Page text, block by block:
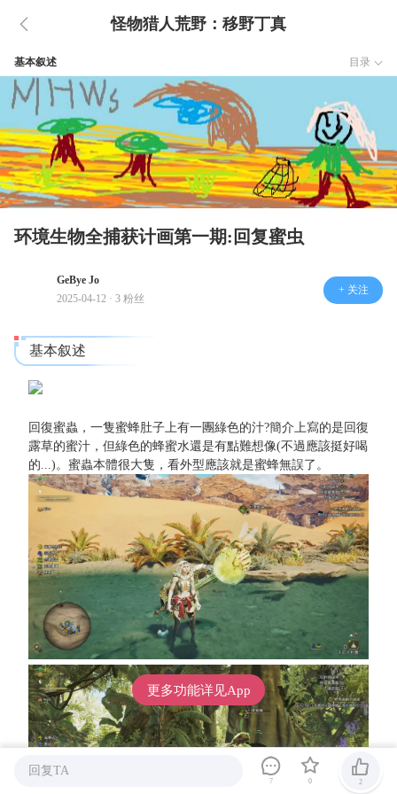
怪物猎人荒野：移野丁真
基本叙述 目录
环境生物全捕获计画第一期:回复蜜虫
GeBye Jo
2025-04-12 · 3 粉丝
+ 关注
基本叙述
回復蜜蟲，一隻蜜蜂肚子上有一團綠色的汁?簡介上寫的是回復
露草的蜜汁，但綠色的蜂蜜水還是有點難想像(不過應該挺好喝
的...)。蜜蟲本體很大隻，看外型應該就是蜜蜂無誤了。
回复TA
7 0 2
更多功能详见App